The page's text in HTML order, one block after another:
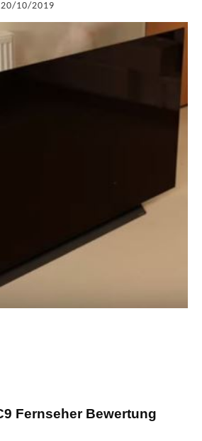
20/10/2019
Fernseher Bewertung